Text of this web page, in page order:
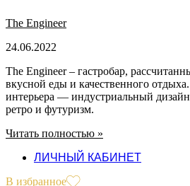
The Engineer
24.06.2022
The Engineer – гастробар,
вкусной еды и качественного
интерьера — индустриальный
ретро и футуризм.
Читать полностью »
ЛИЧНЫЙ КАБИНЕТ
В избранное